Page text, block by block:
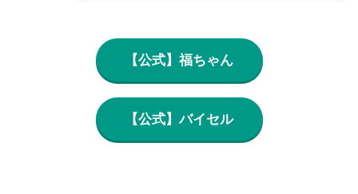
【公式】福ちゃん
【公式】バイセル